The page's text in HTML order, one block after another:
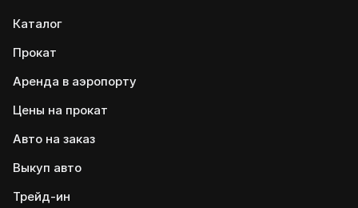
Каталог
Прокат
Аренда в аэропорту
Цены на прокат
Авто на заказ
Выкуп авто
Трейд-ин